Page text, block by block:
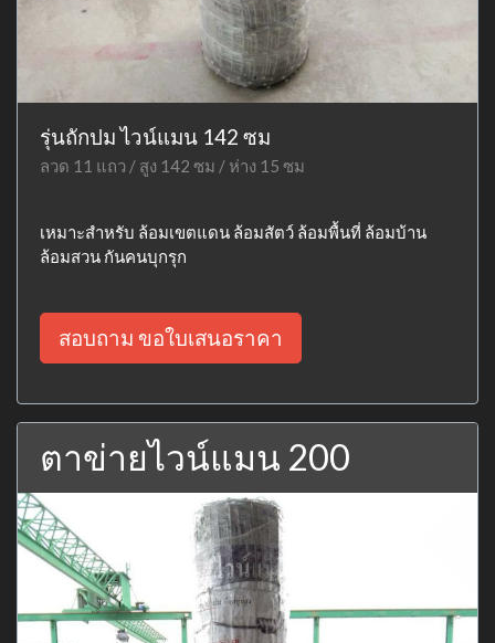
รุ่นถักปม ไวน์แมน 142 ซม
ลวด 11 แถว / สูง 142 ซม / ห่าง 15 ซม
เหมาะสำหรับ ล้อมเขตแดน ล้อมสัตว์ ล้อมพื้นที่ ล้อมบ้าน
ล้อมสวน กันคนบุกรุก
สอบถาม ขอใบเสนอราคา
ตาข่ายไวน์แมน 200